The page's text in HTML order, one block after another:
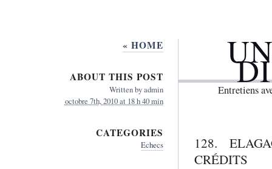
Entretiens
128.
CRÉDITS
« HOME
ABOUT THIS POST
Written byadmin
octobre 7th, 2010 at 18 h 40 min
CATEGORIES
Echecs